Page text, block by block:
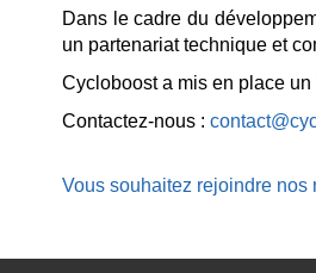
Dans le cadre du
un partenariat technique et
Cycloboost a mis en place
Contactez-nous :
Vous souhaitez rejoindre nos